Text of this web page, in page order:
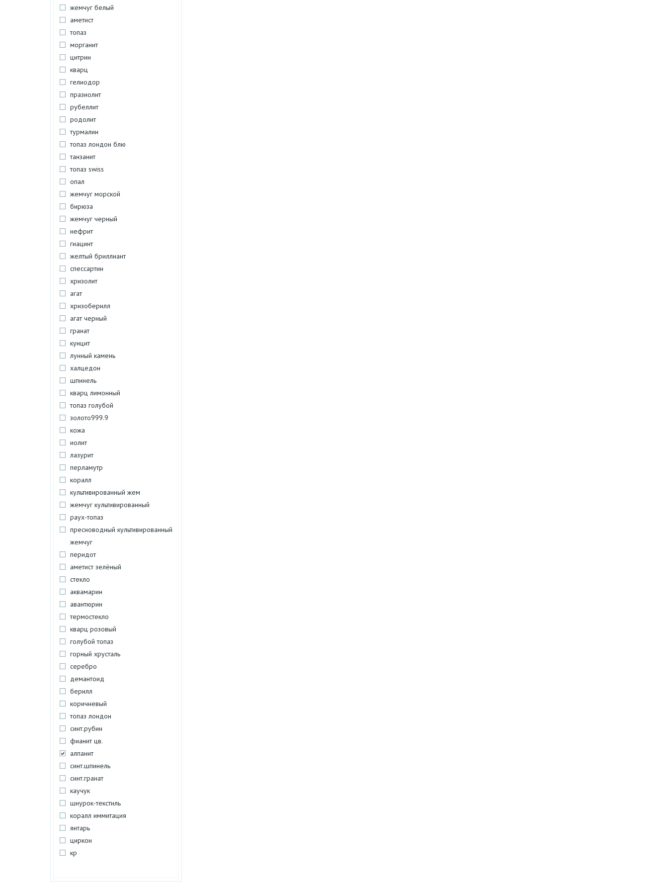
жемчуг белый
аметист
топаз
морганит
цитрин
кварц
гелиодор
празиолит
рубеллит
родолит
турмалин
топаз лондон блю
танзанит
топаз swiss
опал
жемчуг морской
бирюза
жемчуг черный
нефрит
гиацинт
желтый бриллиант
спессартин
хризолит
агат
хризоберилл
агат черный
гранат
кунцит
лунный камень
халцедон
шпинель
кварц лимонный
топаз голубой
золото999.9
кожа
иолит
лазурит
перламутр
коралл
культивированный жем
жемчуг культивированный
раух-топаз
пресноводный культивированный
жемчуг
перидот
аметист зелёный
стекло
аквамарин
авантюрин
термостекло
кварц розовый
голубой топаз
горный хрусталь
серебро
демантоид
берилл
коричневый
топаз лондон
синт.рубин
фианит цв.
алпанит
синт.шпинель
синт.гранат
каучук
шнурок-текстиль
коралл иммитация
янтарь
циркон
кр